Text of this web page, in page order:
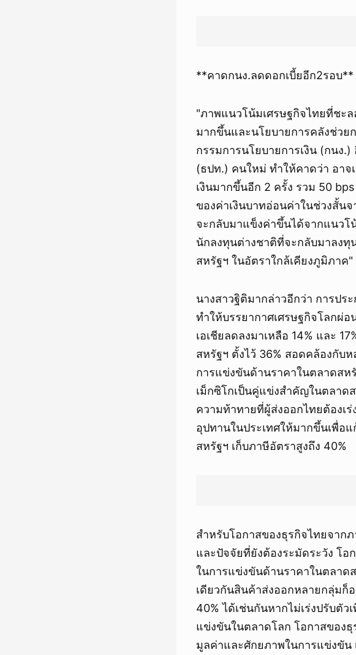
**คาดกนง.ลดดอกเบี้ยอีก2รอบ**
"ภาพแนวโน้มเศรษฐกิจไทยที่ชะ
มากขึ้นและนโยบายการคลังช่วย
กรรมการนโยบายการเงิน (กนง
(ธปท.) คนใหม่ ทำให้คาดว่า อา
เงินมากขึ้นอีก 2 ครั้ง รวม 50
ของค่าเงินบาทอ่อนค่าในช่วงสั้น
จะกลับมาแข็งค่าขึ้นได้จากแนวโ
นักลงทุนต่างชาติที่จะกลับมาลง
สหรัฐฯ ในอัตราใกล้เคียงภูมิภาค"
นางสาวฐิติมากล่าวอีกว่า การปร
ทำให้บรรยากาศเศรษฐกิจโลกผ่
เอเชียลดลงมาเหลือ 14% และ
สหรัฐฯ ตั้งไว้ 36% สอดคล้องกับ
การแข่งขันด้านราคาในตลาดสห
เม็กซิโกเป็นคู่แข่งสำคัญในตลาด
ความท้าทายที่ผู้ส่งออกไทยต้องเ
อุปทานในประเทศให้มากขึ้นเพื่อ
สหรัฐฯ เก็บภาษีอัตราสูงถึง 40%
สำหรับโอกาสของธุรกิจไทยจาก
และปัจจัยที่ยังต้องระมัดระวัง โอ
ในการแข่งขันด้านราคาในตลา
เดียวกันสินค้าส่งออกหลายกลุ่มก็
40% ได้เช่นกันหากไม่เร่งปรับตั
แข่งขันในตลาดโลก โอกาสของ
มูลค่าและศักยภาพในการแข่งขัน